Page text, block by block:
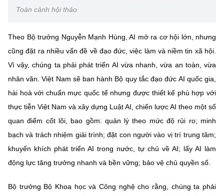
Toàn cảnh hội thảo
Theo Bộ trưởng Nguyễn Mạnh Hùng, AI mở ra cơ hội lớn, nhưng
cũng đặt ra nhiều vấn đề về đạo đức, việc làm và niềm tin xã hội.
Vì vậy, chúng ta phải phát triển AI vừa nhanh, vừa an toàn, vừa
nhân văn. Việt Nam sẽ ban hành Bộ quy tắc đạo đức AI quốc gia,
hài hoà với chuẩn mực quốc tế nhưng được thiết kế phù hợp với
thực tiễn Việt Nam và xây dựng Luật AI, chiến lược AI theo một số
quan điểm cốt lõi, bao gồm: quản lý theo mức độ rủi ro; minh
bạch và trách nhiệm giải trình; đặt con người vào vị trí trung tâm;
khuyến khích phát triển AI trong nước, tự chủ về AI; lấy AI làm
động lực tăng trưởng nhanh và bền vững; bảo vệ chủ quyền số.
Bộ trưởng Bộ Khoa học và Công nghệ cho rằng, chúng ta phải